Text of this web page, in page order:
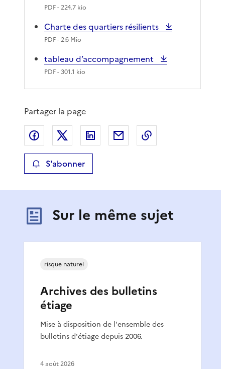
PDF- 224.7 kio
Charte des quartiers résilients
PDF- 2.6 Mio
tableau d’accompagnement
PDF- 301.1 kio
Partager la page
Partager sur Facebook
Partager sur XPartager sur LinkedIn
Partager par email
S'abonner
Sur le même sujet
Archives des bulletins
étiage
Mise à disposition de l'ensemble des
bulletins d'étiage depuis 2006.
risque naturel
4 août 2026